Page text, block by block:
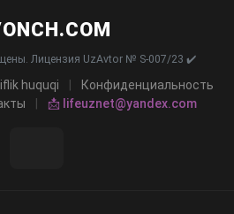
Лицензия UzAvtor № S-007/23 ✔️
huquqi
Конфиденциальность
📩 lifeuznet@yandex.com